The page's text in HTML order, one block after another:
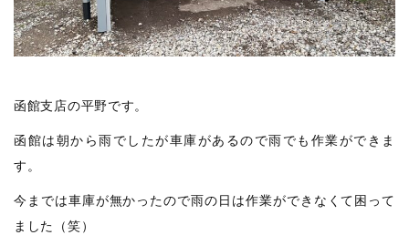
函館支店の平野です。
函館は朝から雨でしたが車庫があるので雨でも作業ができま
す。
今までは車庫が無かったので雨の日は作業ができなくて困って
ました（笑）